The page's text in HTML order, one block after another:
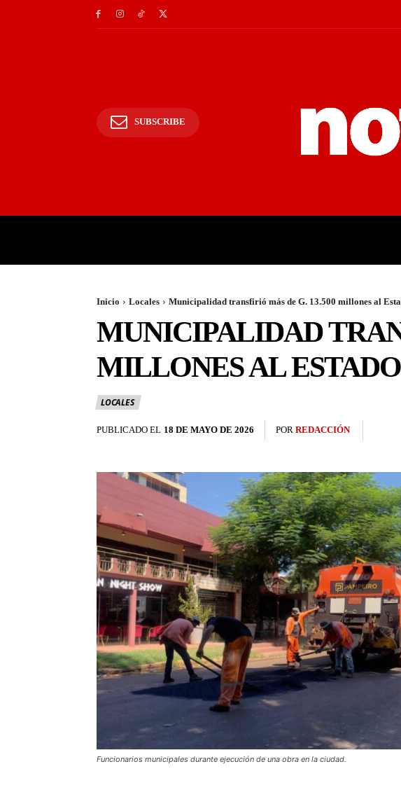
SUBSCRIBE
Inicio Locales Municipalidad transfirió más de G. 13.500 millones al
MUNICIPALIDAD
MILLONES AL
LOCALES
PUBLICADO EL 18 DE MAYO DE 2026 POR REDACCIÓN
Funcionarios municipales durante ejecución de una obra en la ciudad.